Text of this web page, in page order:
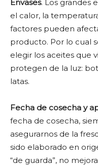
Envases. Los grandes
el calor, la
factores pueden
producto. Por lo cual
elegir los aceites que
protegen de la luz:
latas.
Fecha de cosecha y
fecha de cosecha,
asegurarnos de la
sido elaborado en
“de guarda”, no